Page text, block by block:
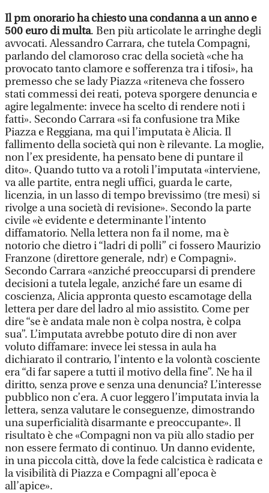
Il pm onorario ha chiesto una condanna a un anno e
500 euro di multa. Ben più articolate le arringhe degli
avvocati. Alessandro Carrara, che tutela Compagni,
parlando del clamoroso crac della società «che ha
provocato tanto clamore e sofferenza tra i tifosi», ha
premesso che se lady Piazza «riteneva che fossero
stati commessi dei reati, poteva sporgere denuncia e
agire legalmente: invece ha scelto di rendere noti i
fatti». Secondo Carrara «si fa confusione tra Mike
Piazza e Reggiana, ma qui l’imputata è Alicia. Il
fallimento della società qui non è rilevante. La moglie,
non l’ex presidente, ha pensato bene di puntare il
dito». Quando tutto va a rotoli l’imputata «interviene,
va alle partite, entra negli uffici, guarda le carte,
licenzia, in un lasso di tempo brevissimo (tre mesi) si
rivolge a una società di revisione». Secondo la parte
civile «è evidente e determinante l’intento
diffamatorio. Nella lettera non fa il nome, ma è
notorio che dietro i “ladri di polli” ci fossero Maurizio
Franzone (direttore generale, ndr) e Compagni».
Secondo Carrara «anziché preoccuparsi di prendere
decisioni a tutela legale, anziché fare un esame di
coscienza, Alicia appronta questo escamotage della
lettera per dare del ladro al mio assistito. Come per
dire “se è andata male non è colpa nostra, è colpa
sua”. L’imputata avrebbe potuto dire di non aver
voluto diffamare: invece lei stessa in aula ha
dichiarato il contrario, l’intento e la volontà cosciente
era “di far sapere a tutti il motivo della fine”. Ne ha il
diritto, senza prove e senza una denuncia? L’interesse
pubblico non c’era. A cuor leggero l’imputata invia la
lettera, senza valutare le conseguenze, dimostrando
una superficialità disarmante e preoccupante». Il
risultato è che «Compagni non va più allo stadio per
non essere fermato di continuo. Un danno evidente,
in una piccola città, dove la fede calcistica è radicata e
la visibilità di Piazza e Compagni all’epoca è
all’apice».